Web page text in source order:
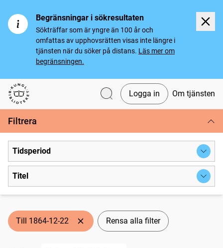
Begränsningar i sökresultaten
Sökträffar som är yngre än 100 år och
omfattas av upphovsrätten visas inte längre i
tjänsten när du söker på distans. Läs mer om
begränsningen.
Svenska tidningar
Logga in Om tjänsten
Filtrera
Tidsperiod
Titel
Till 1864-12-22 Rensa alla filter